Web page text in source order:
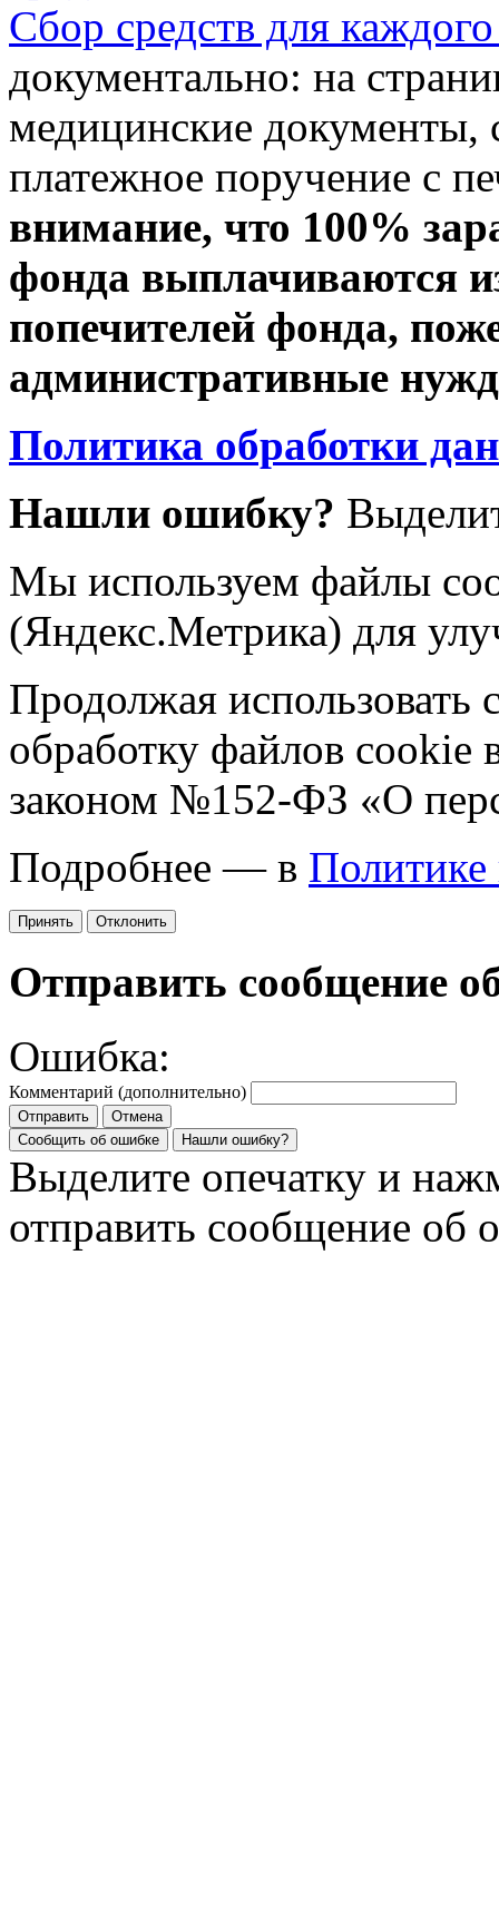
Сбор средств для
документально: на
медицинские документы,
платежное поручение с
внимание, что 100%
фонда выплачиваются
попечителей фонда,
административные
Политика обработки
Нашли ошибку?
Мы используем файлы
(Яндекс.Метрика) для
Продолжая использовать
обработку файлов cookie
законом №152-ФЗ «О
Подробнее — в Политике
Принять Отклонить
Отправить сообщение
Ошибка:
Комментарий (дополнительно)
Отправить
Отмена
Сообщить об ошибке
Нашли ошибку?
Выделите опечатку и
отправить сообщение об